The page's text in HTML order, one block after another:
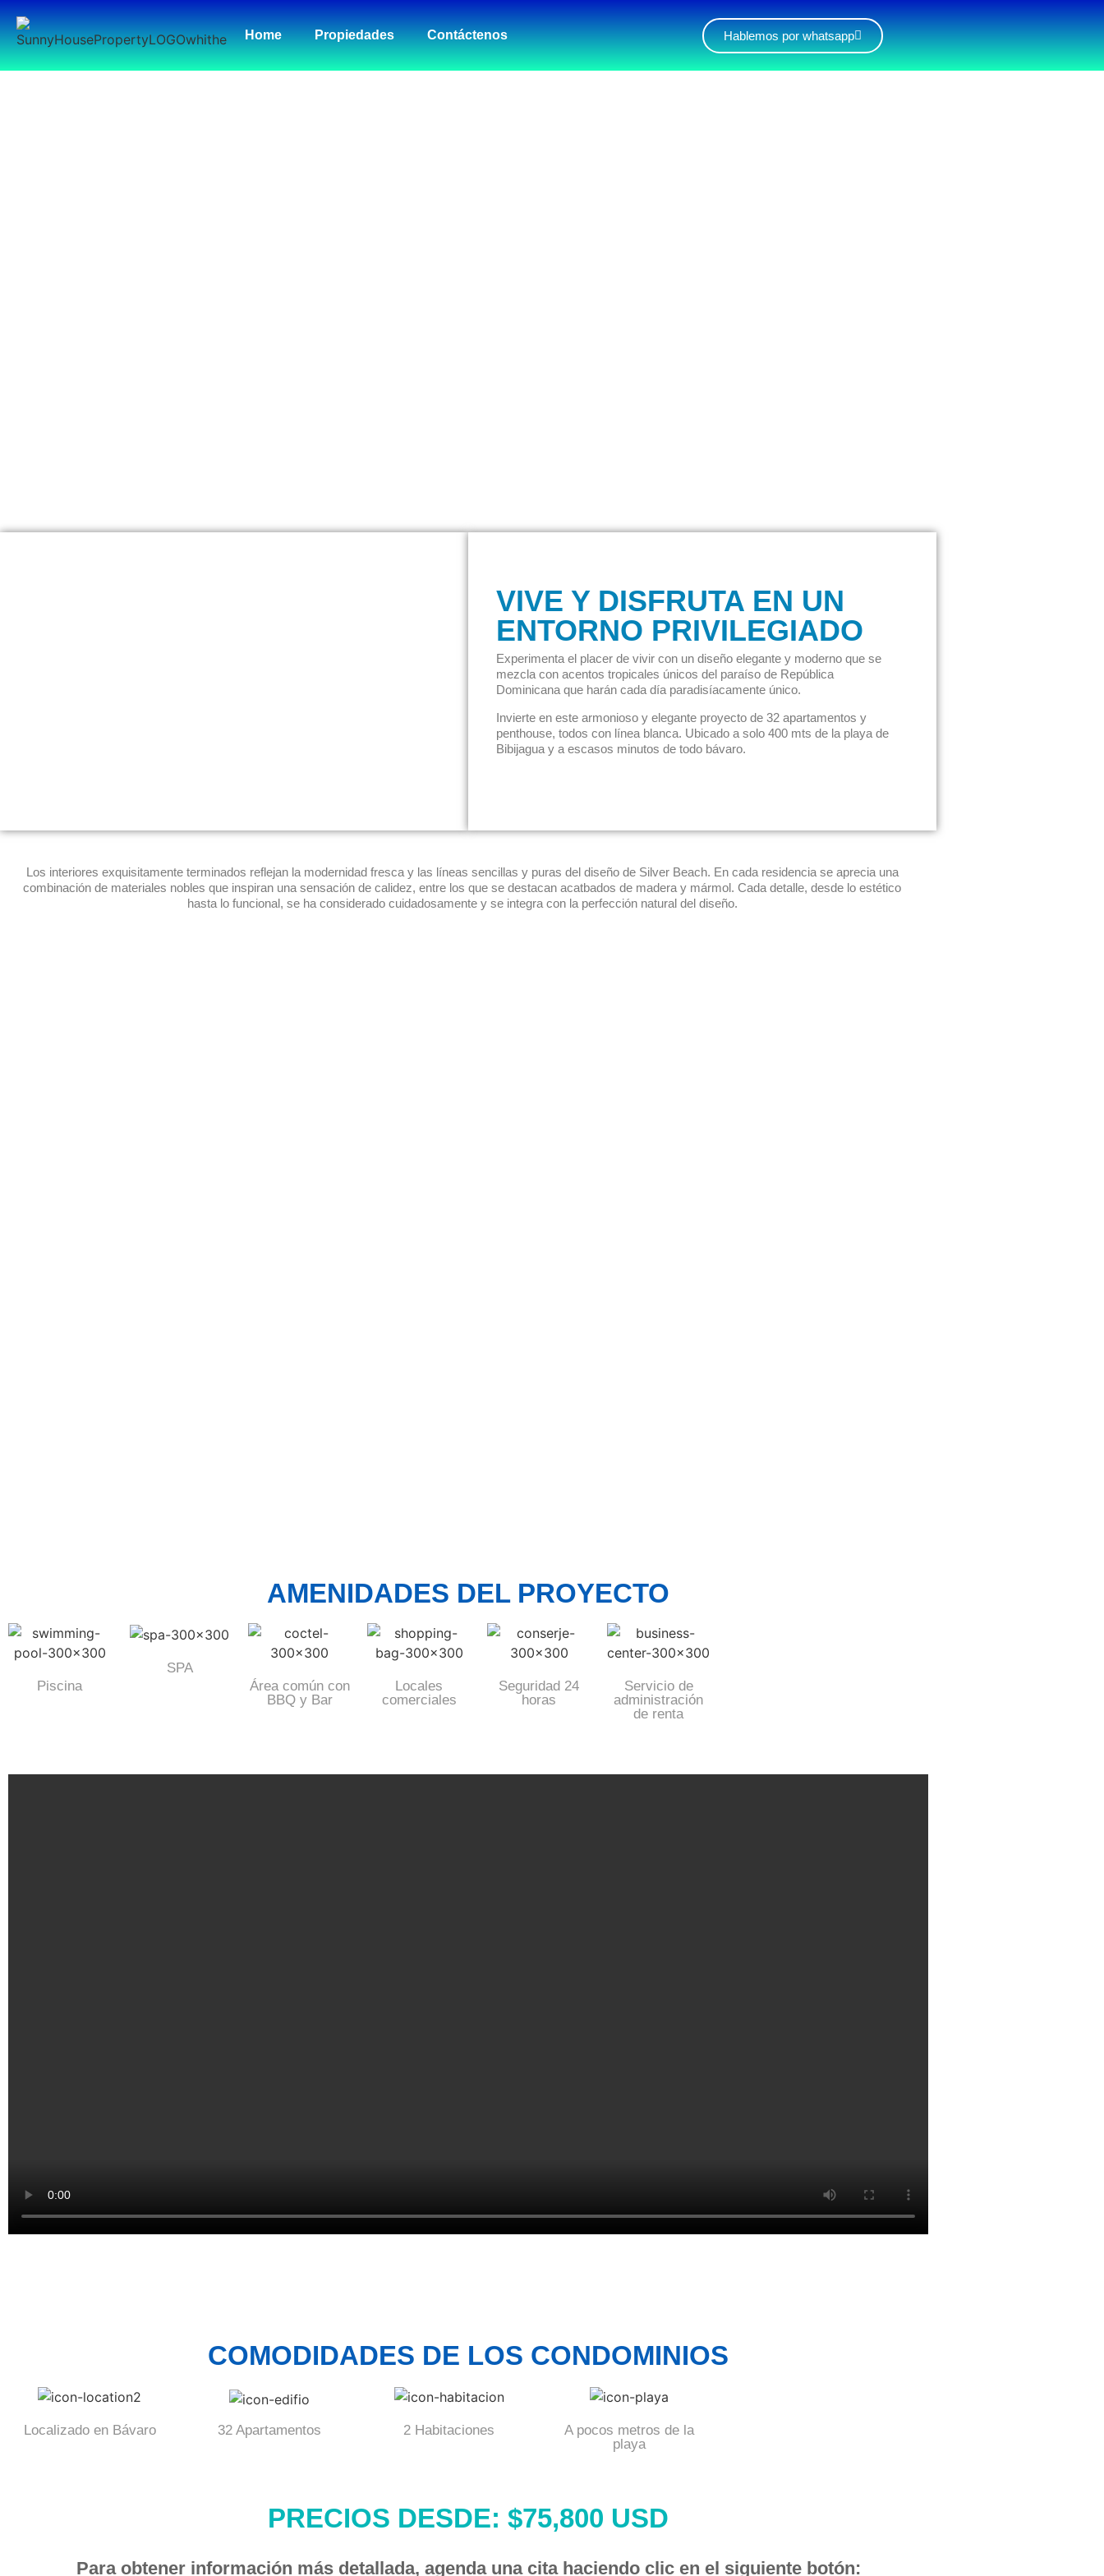
Home Propiedades Contáctenos Hablemos por whatsapp
VIVE Y DISFRUTA EN UN
ENTORNO PRIVILEGIADO
Experimenta el placer de vivir con un diseño elegante y moderno que se
mezcla con acentos tropicales únicos del paraíso de República
Dominicana que harán cada día paradisíacamente único.
Invierte en este armonioso y elegante proyecto de 32 apartamentos y
penthouse, todos con línea blanca. Ubicado a solo 400 mts de la playa de
Bibijagua y a escasos minutos de todo bávaro.
Los interiores exquisitamente terminados reflejan la modernidad fresca y las líneas sencillas y puras del diseño de Silver Beach. En cada residencia se aprecia una
combinación de materiales nobles que inspiran una sensación de calidez, entre los que se destacan acatbados de madera y mármol. Cada detalle, desde lo estético
hasta lo funcional, se ha considerado cuidadosamente y se integra con la perfección natural del diseño.
AMENIDADES DEL PROYECTO
Piscina
SPA
Área común con
BBQ y Bar
Locales
comerciales
Seguridad 24
horas
Servicio de
administración
de renta
COMODIDADES DE LOS CONDOMINIOS
Localizado en Bávaro 32 Apartamentos 2 Habitaciones
A pocos metros de la
playa
PRECIOS DESDE: $75,800 USD
Para obtener información más detallada, agenda una cita haciendo clic en el siguiente botón: